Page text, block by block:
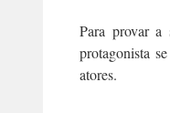
Para provar
protagonista
atores.